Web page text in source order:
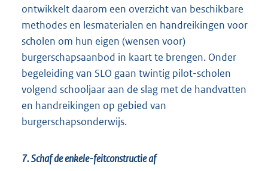
ontwikkelt daarom een overzicht van beschikbare
methodes en lesmaterialen en handreikingen voor
scholen om hun eigen (wensen voor)
burgerschapsaanbod in kaart te brengen. Onder
begeleiding van SLO gaan twintig pilot-scholen
volgend schooljaar aan de slag met de handvatten
en handreikingen op gebied van
burgerschapsonderwijs.
7. Schaf de enkele-feitconstructie af